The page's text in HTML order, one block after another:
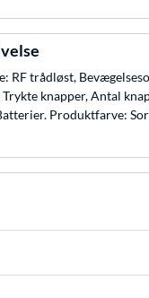
RF trådløst,
knapper, Antal
Produktfarve: